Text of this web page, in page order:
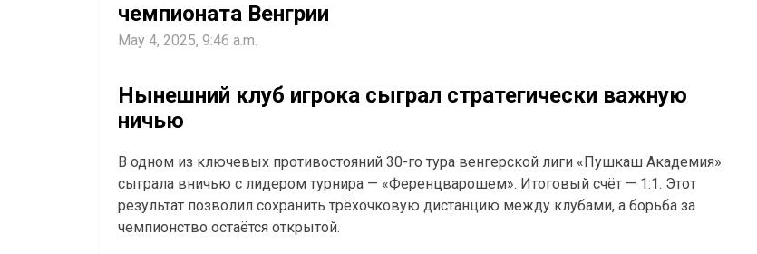
чемпионата Венгрии
May 4, 2025, 9:46 a.m.
Нынешний клуб игрока сыграл стратегически важную
ничью
В одном из ключевых противостояний 30-го тура венгерской лиги «Пушкаш Академия»
сыграла вничью с лидером турнира — «Ференцварошем». Итоговый счёт — 1:1. Этот
результат позволил сохранить трёхочковую дистанцию между клубами, а борьба за
чемпионство остаётся открытой.